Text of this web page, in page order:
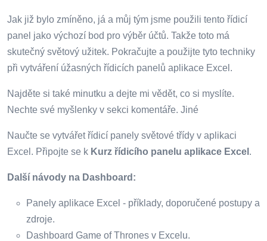
Jak již bylo zmíněno, já a můj tým jsme použili tento řídicí
panel jako výchozí bod pro výběr účtů. Takže toto má
skutečný světový užitek. Pokračujte a použijte tyto techniky
při vytváření úžasných řídicích panelů aplikace Excel.
Najděte si také minutku a dejte mi vědět, co si myslíte.
Nechte své myšlenky v sekci komentáře. Jiné
Naučte se vytvářet řídicí panely světové třídy v aplikaci
Excel. Připojte se k Kurz řídicího panelu aplikace Excel .
Další návody na Dashboard:
Panely aplikace Excel - příklady, doporučené postupy a
zdroje.
Dashboard Game of Thrones v Excelu.